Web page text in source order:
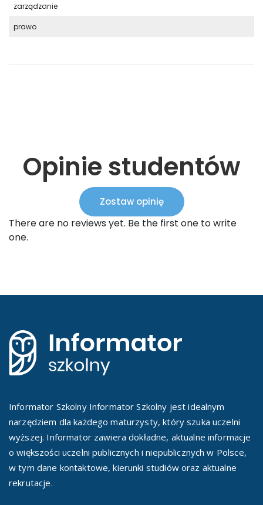
zarządzanie
prawo
Opinie studentów
Zostaw opinię
There are no reviews yet. Be the first one to write
one.
Informator Szkolny Informator Szkolny jest idealnym
narzędziem dla każdego maturzysty, który szuka uczelni
wyższej. Informator zawiera dokładne, aktualne informacje
o większości uczelni publicznych i niepublicznych w Polsce,
w tym dane kontaktowe, kierunki studiów oraz aktualne
rekrutacje.